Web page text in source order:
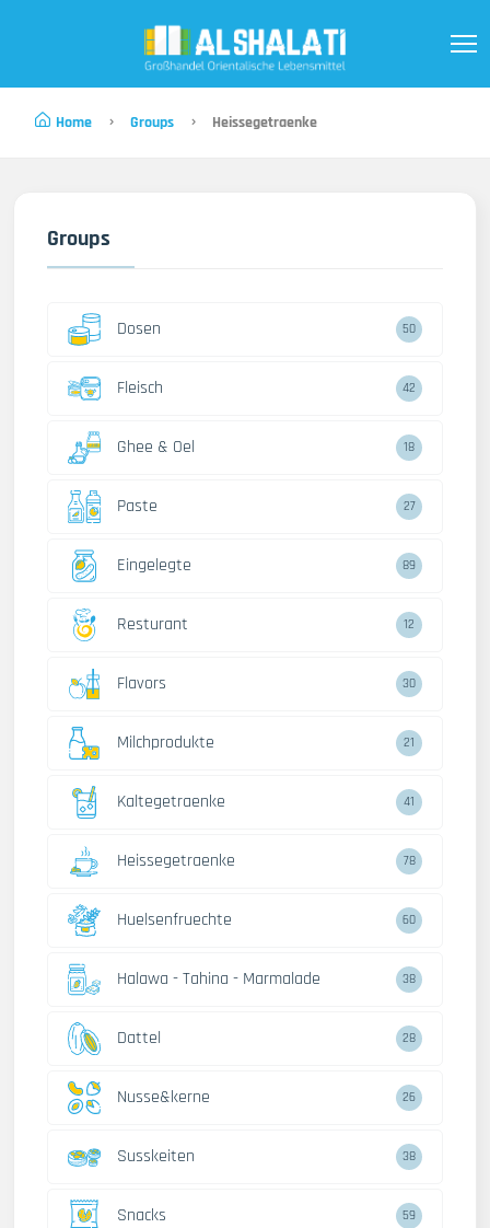
Home Groups Heissegetraenke
Groups
Dosen 50
Fleisch 42
Ghee & Oel 18
Paste 27
Eingelegte 89
Resturant 12
Flavors 30
Milchprodukte 21
Kaltegetraenke 41
Heissegetraenke 78
Huelsenfruechte 60
Halawa - Tahina - Marmalade 38
Dattel 28
Nusse&kerne 26
Susskeiten 38
Snacks 59